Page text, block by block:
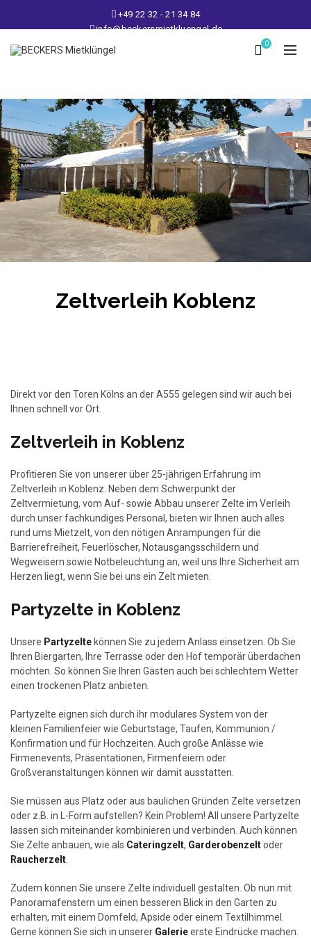
+49 22 32 - 21 34 84
info@beckersmietkluengel.de
Lager: Gutenbergstraße 1 - 50389 Wesseling
Mo - Fr: 9 – 17 Uhr, Sa: 9 – 12 Uhr
0
Zeltverleih Koblenz
Direkt vor den Toren Kölns an der A555 gelegen sind wir auch bei
Ihnen schnell vor Ort.
Zeltverleih in Koblenz
Profitieren Sie von unserer über 25-jährigen Erfahrung im
Zeltverleih in Koblenz. Neben dem Schwerpunkt der
Zeltvermietung, vom Auf- sowie Abbau unserer Zelte im Verleih
durch unser fachkundiges Personal, bieten wir Ihnen auch alles
rund ums Mietzelt, von den nötigen Anrampungen für die
Barrierefreiheit, Feuerlöscher, Notausgangsschildern und
Wegweisern sowie Notbeleuchtung an, weil uns Ihre Sicherheit am
Herzen liegt, wenn Sie bei uns ein Zelt mieten.
Partyzelte in Koblenz
Unsere Partyzelte können Sie zu jedem Anlass einsetzen. Ob Sie
Ihren Biergarten, Ihre Terrasse oder den Hof temporär überdachen
möchten. So können Sie Ihren Gästen auch bei schlechtem Wetter
einen trockenen Platz anbieten.
Partyzelte eignen sich durch ihr modulares System von der
kleinen Familienfeier wie Geburtstage, Taufen, Kommunion /
Konfirmation und für Hochzeiten. Auch große Anlässe wie
Firmenevents, Präsentationen, Firmenfeiern oder
Großveranstaltungen können wir damit ausstatten.
Sie müssen aus Platz oder aus baulichen Gründen Zelte versetzen
oder z.B. in L-Form aufstellen? Kein Problem! All unsere Partyzelte
lassen sich miteinander kombinieren und verbinden. Auch können
Sie Zelte anbauen, wie als Cateringzelt, Garderobenzeltoder
Raucherzelt
Zudem können Sie unsere Zelte individuell gestalten. Ob nun mit
Panoramafenstern um einen besseren Blick in den Garten zu
erhalten, mit einem Domfeld, Apside oder einem Textilhimmel.
Gerne können Sie sich in unserer Galerieerste Eindrücke machen.